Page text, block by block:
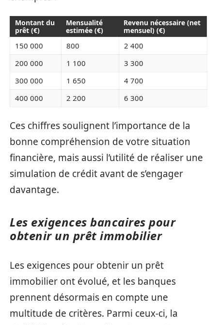
Montant du
prêt (€)
Mensualité
estimée (€)
Revenu nécessaire (net
mensuel) (€)
150 000 800
2 400
200 000
1 100
3 300
300 000
1 650
4 700
400 000
2 200 6 300
Ces chiffres soulignent l’importance de la
bonne compréhension de votre situation
financière, mais aussi l’utilité de réaliser une
simulation de crédit avant de s’engager
davantage.
Les exigences bancaires pour
obtenir un prêt immobilier
Les exigences pour obtenir un prêt
immobilier ont évolué, et les banques
prennent désormais en compte une
multitude de critères. Parmi ceux-ci, la